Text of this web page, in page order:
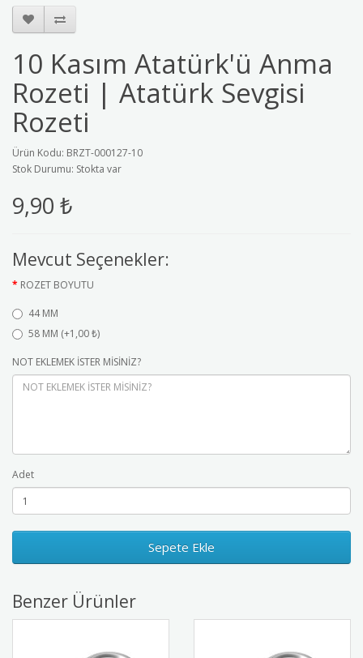
10 Kasım Atatürk'ü Anma
Rozeti | Atatürk Sevgisi
Rozeti
Ürün Kodu: BRZT-000127-10
Stok Durumu: Stokta var
9,90 ₺
Mevcut Seçenekler:
ROZET BOYUTU
44 MM
58 MM (+1,00 ₺)
NOT EKLEMEK İSTER MİSİNİZ?
Adet
Sepete Ekle
Benzer Ürünler